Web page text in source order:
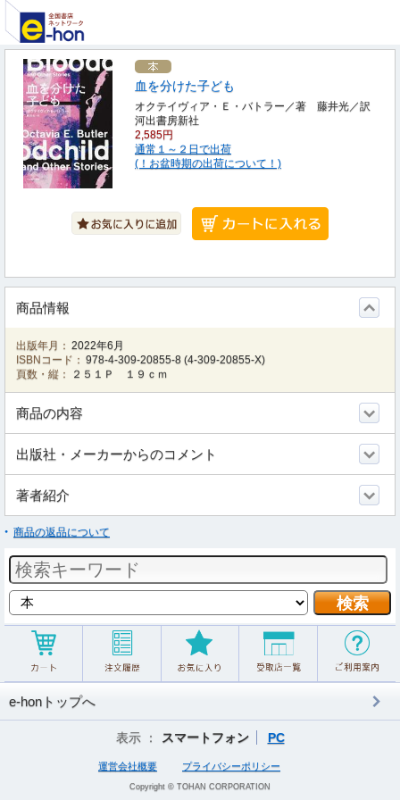
血を分けた子ども
オクテイヴィア・Ｅ・バトラー／著 藤井光／訳
河出書房新社
2,585円
通常１～２日で出荷
(！お盆時期の出荷について！)
商品情報
出版年月： 2022年6月
ISBNコード： 978-4-309-20855-8 (4-309-20855-X)
頁数・縦：
２５１Ｐ １９ｃｍ
商品の内容
出版社・メーカーからのコメント
著者紹介
商品の返品について
e-honトップへ
表示 ： スマートフォン PC
運営会社概要 プライバシーポリシー
Copyright © TOHAN CORPORATION